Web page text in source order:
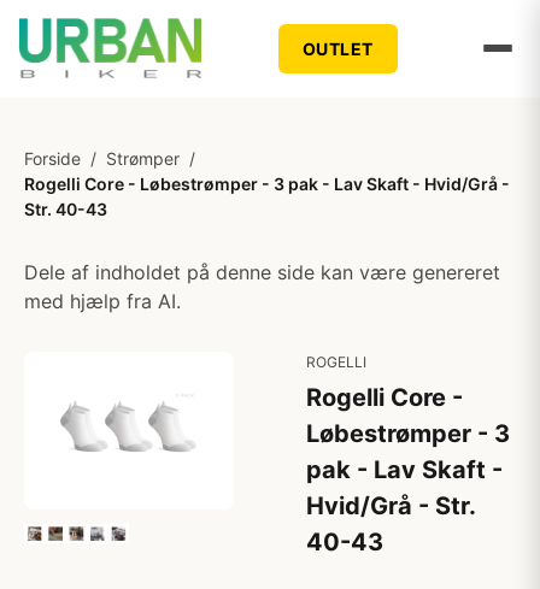
OUTLET
Forside / Strømper /
Rogelli Core - Løbestrømper - 3 pak - Lav Skaft - Hvid/Grå -
Str. 40-43
Dele af indholdet på denne side kan være genereret
med hjælp fra AI.
ROGELLI
Rogelli Core -
Løbestrømper - 3
pak - Lav Skaft -
Hvid/Grå - Str.
40-43